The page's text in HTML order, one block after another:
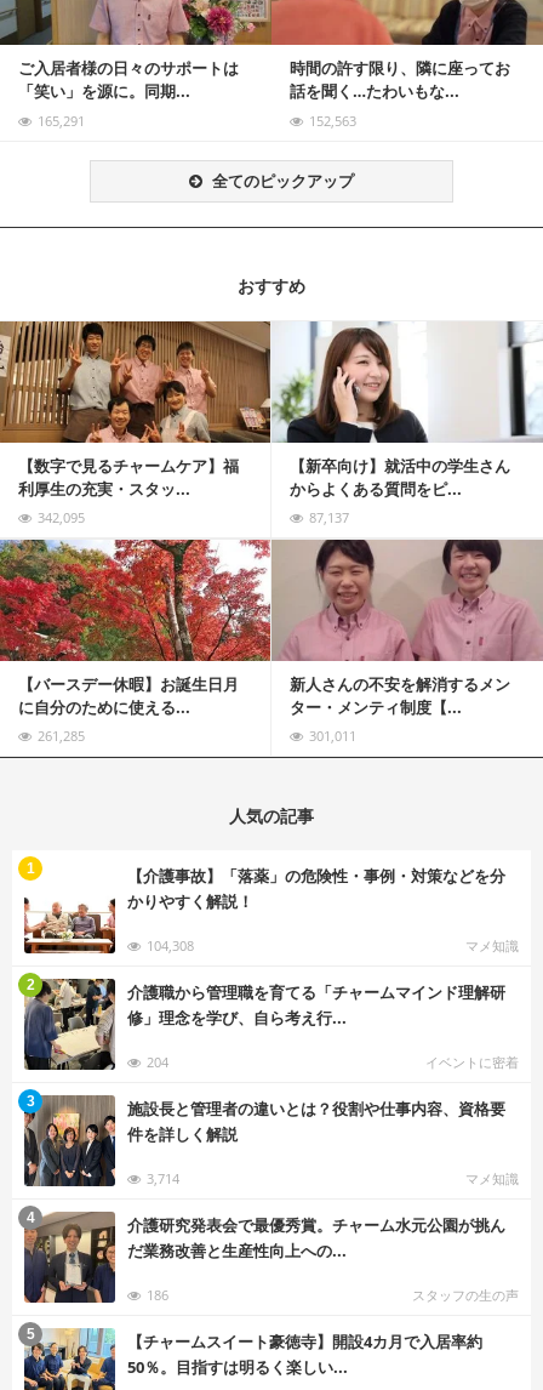
ご入居者様の日々のサポートは
「笑い」を源に。同期...
165,291
時間の許す限り、隣に座ってお
話を聞く…たわいもな...
152,563
全てのピックアップ
おすすめ
【数字で見るチャームケア】福
利厚生の充実・スタッ...
342,095
【新卒向け】就活中の学生さん
からよくある質問をピ...
87,137
記事を読む
【バースデー休暇】お誕生日月
に自分のために使える...
261,285
新人さんの不安を解消するメン
ター・メンティ制度【...
301,011
記事を読む
人気の記事
【介護事故】「落薬」の危険性・事例・対策などを分
かりやすく解説！
104,308 マメ知識
1
介護職から管理職を育てる「チャームマインド理解研
修」理念を学び、自ら考え行...
204 イベントに密着
2
施設長と管理者の違いとは？役割や仕事内容、資格要
件を詳しく解説
3,714 マメ知識
3
介護研究発表会で最優秀賞。チャーム水元公園が挑ん
だ業務改善と生産性向上への...
186 スタッフの生の声
4
【チャームスイート豪徳寺】開設4カ月で入居率約
50％。目指すは明るく楽しい...
5